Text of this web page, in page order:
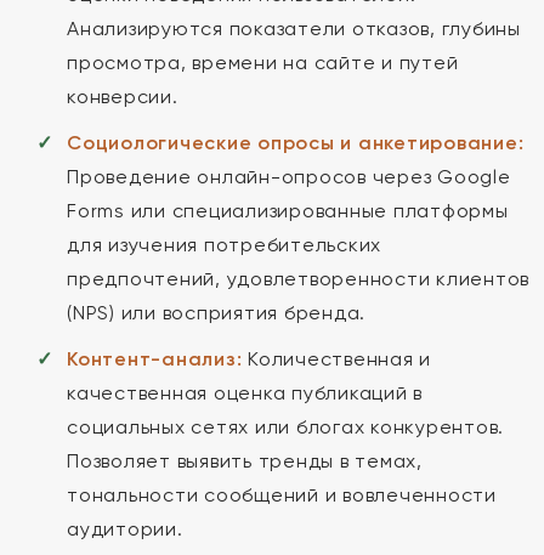
Анализируются показатели отказов, глубины
просмотра, времени на сайте и путей
конверсии.
Социологические опросы и анкетирование:
Проведение онлайн-опросов через Google
Forms или специализированные платформы
для изучения потребительских
предпочтений, удовлетворенности клиентов
(NPS) или восприятия бренда.
Контент-анализ: Количественная и
качественная оценка публикаций в
социальных сетях или блогах конкурентов.
Позволяет выявить тренды в темах,
тональности сообщений и вовлеченности
аудитории.